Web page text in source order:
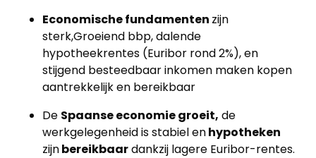
Economische fundamenten zijn
sterk,Groeiend bbp, dalende
hypotheekrentes (Euribor rond 2%), en
stijgend besteedbaar inkomen maken kopen
aantrekkelijk en bereikbaar
De Spaanse economie groeit, de
werkgelegenheid is stabiel enhypotheken
zijnbereikbaardankzij lagere Euribor-rentes.